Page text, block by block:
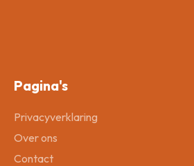
Pagina's
Privacyverklaring
Over ons
Contact